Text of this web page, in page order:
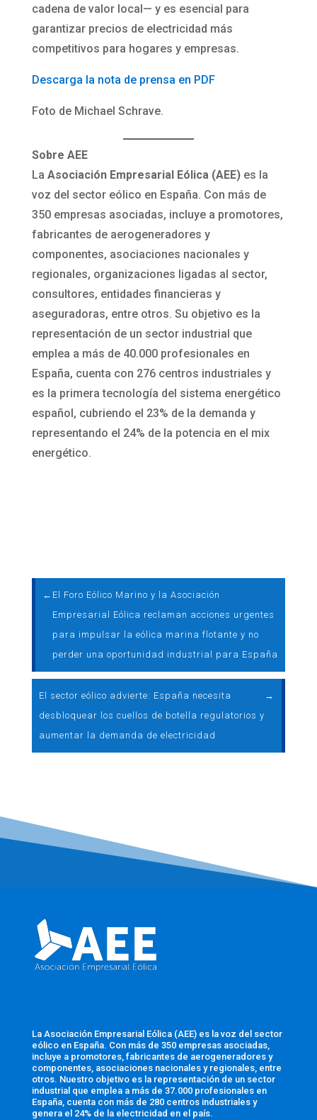
cadena de valor local— y es esencial para
garantizar precios de electricidad más
competitivos para hogares y empresas.
Descarga la nota de prensa en PDF
Foto de Michael Schrave.
Sobre AEE
La Asociación Empresarial Eólica (AEE) es la
voz del sector eólico en España. Con más de
350 empresas asociadas, incluye a promotores,
fabricantes de aerogeneradores y
componentes, asociaciones nacionales y
regionales, organizaciones ligadas al sector,
consultores, entidades financieras y
aseguradoras, entre otros. Su objetivo es la
representación de un sector industrial que
emplea a más de 40.000 profesionales en
España, cuenta con 276 centros industriales y
es la primera tecnología del sistema energético
español, cubriendo el 23% de la demanda y
representando el 24% de la potencia en el mix
energético.
← El Foro Eólico Marino y la Asociación
Empresarial Eólica reclaman acciones urgentes
para impulsar la eólica marina flotante y no
perder una oportunidad industrial para España
El sector eólico advierte: España necesita
desbloquear los cuellos de botella regulatorios y
aumentar la demanda de electricidad
→
La Asociación Empresarial Eólica (AEE) es la voz del sector
eólico en España. Con más de 350 empresas asociadas,
incluye a promotores, fabricantes de aerogeneradores y
componentes, asociaciones nacionales y regionales, entre
otros. Nuestro objetivo es la representación de un sector
industrial que emplea a más de 37.000 profesionales en
España, cuenta con más de 280 centros industriales y
genera el 24% de la electricidad en el país.